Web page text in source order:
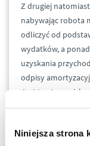
Niniejsza strona
Z drugiej
nabywając robota
odliczyć od
wydatków, a
uzyskania
odpisy
Jest to
sytuacji, w której